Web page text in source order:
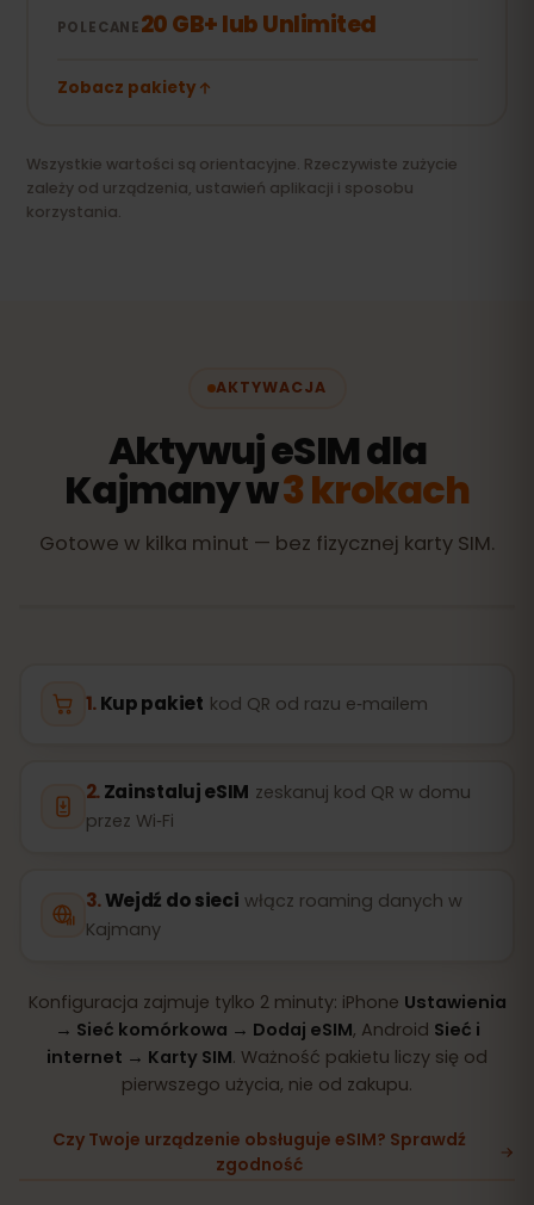
POLECANE20 GB+ lub Unlimited
Zobacz pakiety
Wszystkie wartości są orientacyjne. Rzeczywiste zużycie
zależy od urządzenia, ustawień aplikacji i sposobu
korzystania.
AKTYWACJA
Aktywuj eSIM dla
Kajmany w3 krokach
Gotowe w kilka minut — bez fizycznej karty SIM.
Kup pakiet kod QR od razu e‑mailem
Zainstaluj eSIM zeskanuj kod QR w domu
przez Wi‑Fi
Wejdź do sieci włącz roaming danych w
Kajmany
Konfiguracja zajmuje tylko 2 minuty: iPhone Ustawienia
→ Sieć komórkowa → Dodaj eSIM, Android Sieć i
internet → Karty SIM. Ważność pakietu liczy się od
pierwszego użycia, nie od zakupu.
Czy Twoje urządzenie obsługuje eSIM? Sprawdź
zgodność